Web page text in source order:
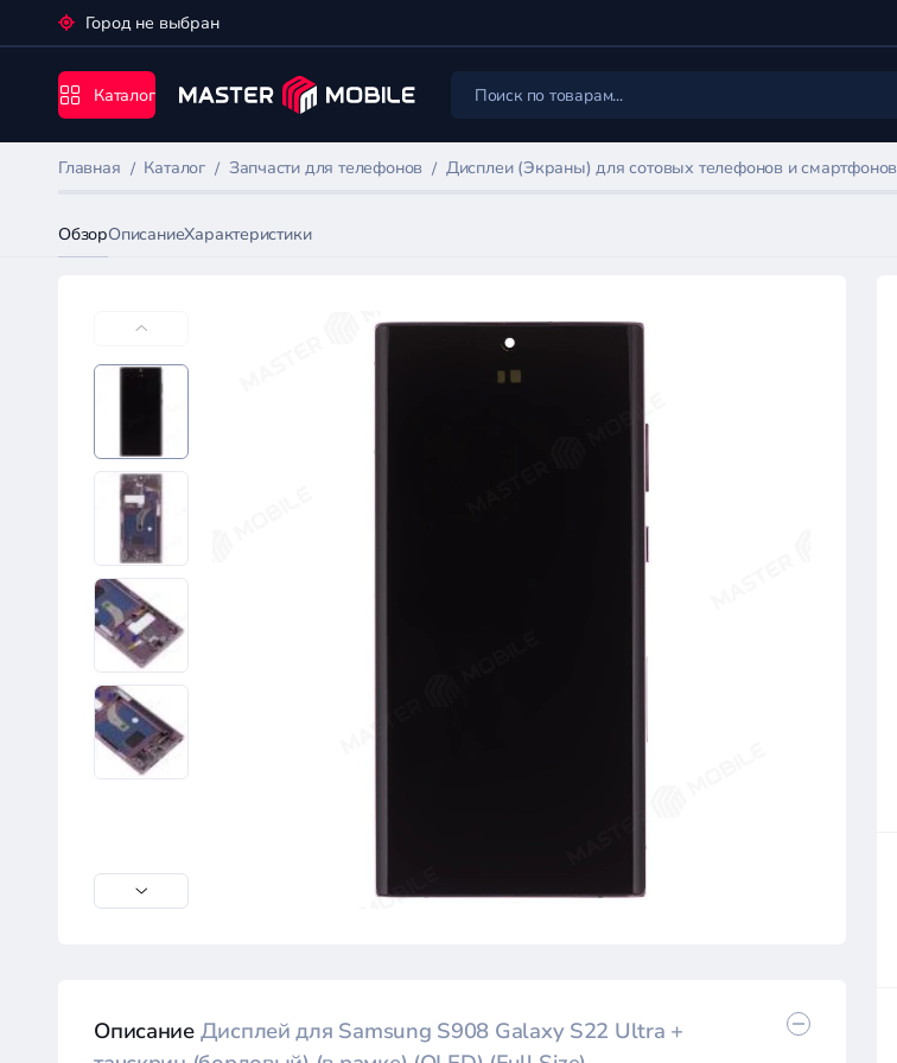
Город не выбран
Каталог
Главная Каталог Запчасти для телефонов Дисплеи (Экраны) для сотовых телефонов и смартфонов
ОбзорОписаниеХарактеристики
Описание Дисплей для Samsung S908 Galaxy S22 Ultra +